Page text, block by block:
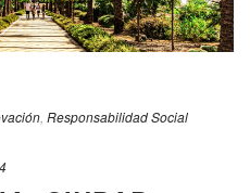
Responsabilidad Social